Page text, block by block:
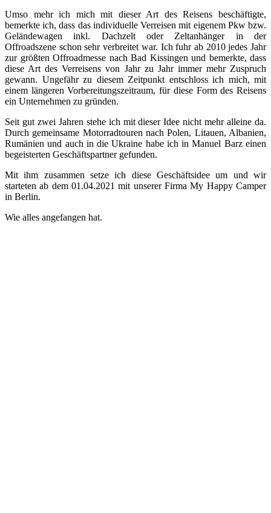
Umso mehr ich mich mit dieser Art des Reisens beschäftigte,
bemerkte ich, dass das individuelle Verreisen mit eigenem Pkw bzw.
Geländewagen inkl. Dachzelt oder Zeltanhänger in der
Offroadszene schon sehr verbreitet war. Ich fuhr ab 2010 jedes Jahr
zur größten Offroadmesse nach Bad Kissingen und bemerkte, dass
diese Art des Verreisens von Jahr zu Jahr immer mehr Zuspruch
gewann. Ungefähr zu diesem Zeitpunkt entschloss ich mich, mit
einem längeren Vorbereitungszeitraum, für diese Form des Reisens
ein Unternehmen zu gründen.
Seit gut zwei Jahren stehe ich mit dieser Idee nicht mehr alleine da.
Durch gemeinsame Motorradtouren nach Polen, Litauen, Albanien,
Rumänien und auch in die Ukraine habe ich in Manuel Barz einen
begeisterten Geschäftspartner gefunden.
Mit ihm zusammen setze ich diese Geschäftsidee um und wir
starteten ab dem 01.04.2021 mit unserer Firma My Happy Camper
in Berlin.
Wie alles angefangen hat.